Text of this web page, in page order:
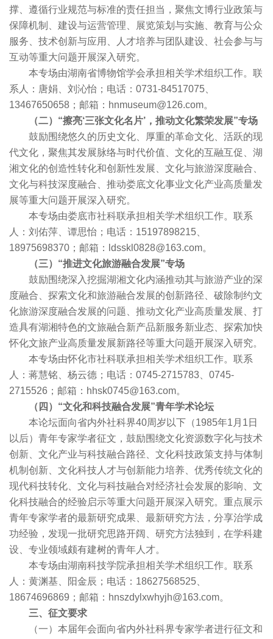
撑、遵循行业规范与标准的责任担当，聚焦文博行业政策与
保障机制、建设与运营管理、展览策划与实施、教育与公众
服务、技术创新与应用、人才培养与团队建设、社会参与与
互动等重大问题开展深入研究。
本专场由湖南省博物馆学会承担相关学术组织工作。联
系人：唐娟、刘沁怡；电话：0731-84517075、
13467650658；邮箱：hnmuseum@126.com。
（二）“擦亮‘三张文化名片’，推动文化繁荣发展”专场
鼓励围绕悠久的历史文化、厚重的革命文化、活跃的现
代文化，聚焦其发展脉络与时代价值、文化的互融互促、湖
湘文化的创造性转化和创新性发展、文化与旅游深度融合、
文化与科技深度融合、推动娄底文化事业文化产业高质量发
展等重大问题开展深入研究。
本专场由娄底市社科联承担相关学术组织工作。联系
人：刘佑萍、谭思怡；电话：15197898215、
18975698370；邮箱：ldsskl0828@163.com。
（三）“推进文化旅游融合发展”专场
鼓励围绕深入挖掘湖湘文化内涵推动其与旅游产业的深
度融合、探索文化和旅游融合发展的创新路径、破除制约文
化旅游深度融合发展的问题、推动文化产业高质量发展、打
造具有湖湘特色的文旅融合新产品新服务新业态、探索加快
怀化文旅产业高质量发展新路径等重大问题开展深入研究。
本专场由怀化市社科联承担相关学术组织工作。联系
人：蒋慧铭、杨云德；电话：0745-2715783、0745-
2715526；邮箱：hhsk0745@163.com。
（四）“文化和科技融合发展”青年学术论坛
本论坛面向省内外社科界40周岁以下（1985年1月1日
以后）青年专家学者征文，鼓励围绕文化资源数字化与技术
创新、文化产业与科技融合路径、文化科技政策支持与体制
机制创新、文化科技人才与创新能力培养、优秀传统文化的
现代科技转化、文化与科技融合对经济社会发展的影响、文
化科技融合的经验启示等重大问题开展深入研究。重点展示
青年专家学者的最新研究成果、最新研究方法，分享治学成
功经验，发现一批研究思路开阔、研究方法独到，在学科建
设、专业领域颇有建树的青年人才。
本专场由湖南科技学院承担相关学术组织工作。联系
人：黄渊基、阳金辰；电话：18627568525、
18674696869；邮箱：hnszdylxwhyjh@163.com。
三、征文要求
（一）本届年会面向省内外社科界专家学者进行征文和